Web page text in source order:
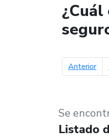
Anterior
Se
Listado